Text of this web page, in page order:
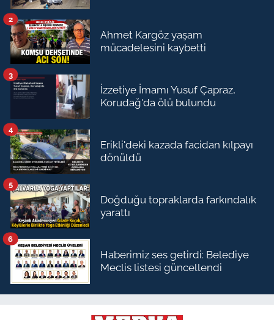
Ahmet Kargöz yaşam
mücadelesini kaybetti
2
İzzetiye İmamı Yusuf Çapraz,
Korudağ'da ölü bulundu
3
Erikli'deki kazada facidan kılpayı
dönüldü
4
Doğduğu topraklarda farkındalık
yarattı
5
Haberimiz ses getirdi: Belediye
Meclis listesi güncellendi
6